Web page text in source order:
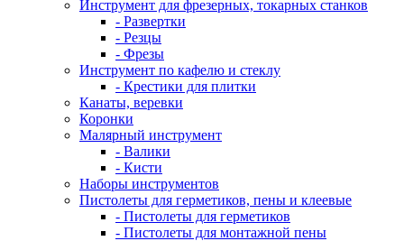
Инструмент для фрезерных, токарных станков
- Развертки
- Резцы
- Фрезы
Инструмент по кафелю и стеклу
- Крестики для плитки
Канаты, веревки
Коронки
Малярный инструмент
- Валики
- Кисти
Наборы инструментов
Пистолеты для герметиков, пены и клеевые
- Пистолеты для герметиков
- Пистолеты для монтажной пены